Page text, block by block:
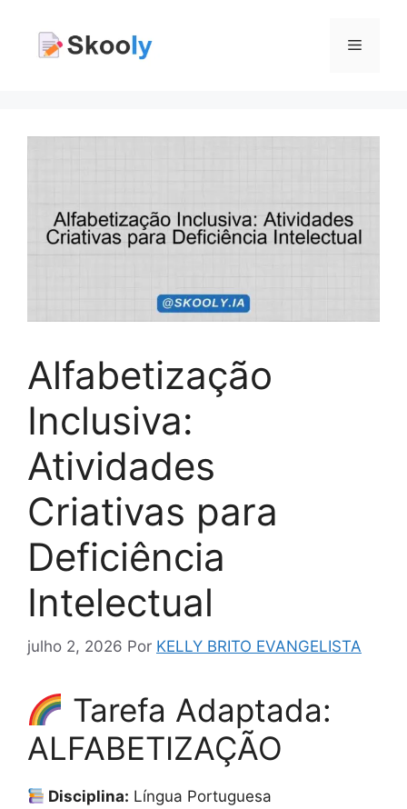
Menu
Alfabetização
Inclusiva:
Atividades
Criativas para
Deficiência
Intelectual
julho 2, 2026 Por KELLY BRITO EVANGELISTA
Tarefa Adaptada:
ALFABETIZAÇÃO
Disciplina: Língua Portuguesa